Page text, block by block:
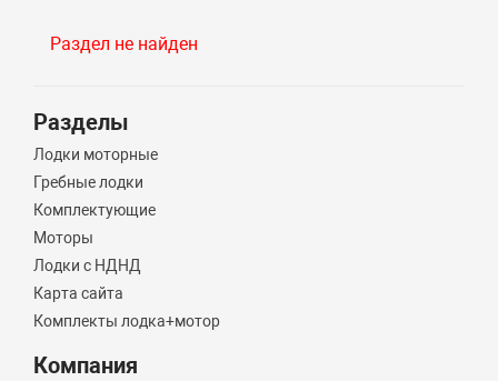
Раздел не найден
Разделы
Лодки моторные
Гребные лодки
Комплектующие
Моторы
Лодки с НДНД
Карта сайта
Комплекты лодка+мотор
Компания